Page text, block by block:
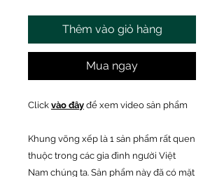
Thêm vào giỏ hàng
Mua ngay
Click vào đây để xem video sản phẩm
Khung võng xếp là 1 sản phẩm rất quen
thuộc trong các gia đình người Việt
Nam chúng ta. Sản phẩm này đã có mặt